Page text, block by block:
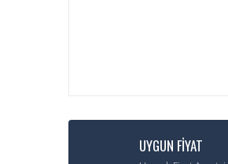
UYGUN FİYAT